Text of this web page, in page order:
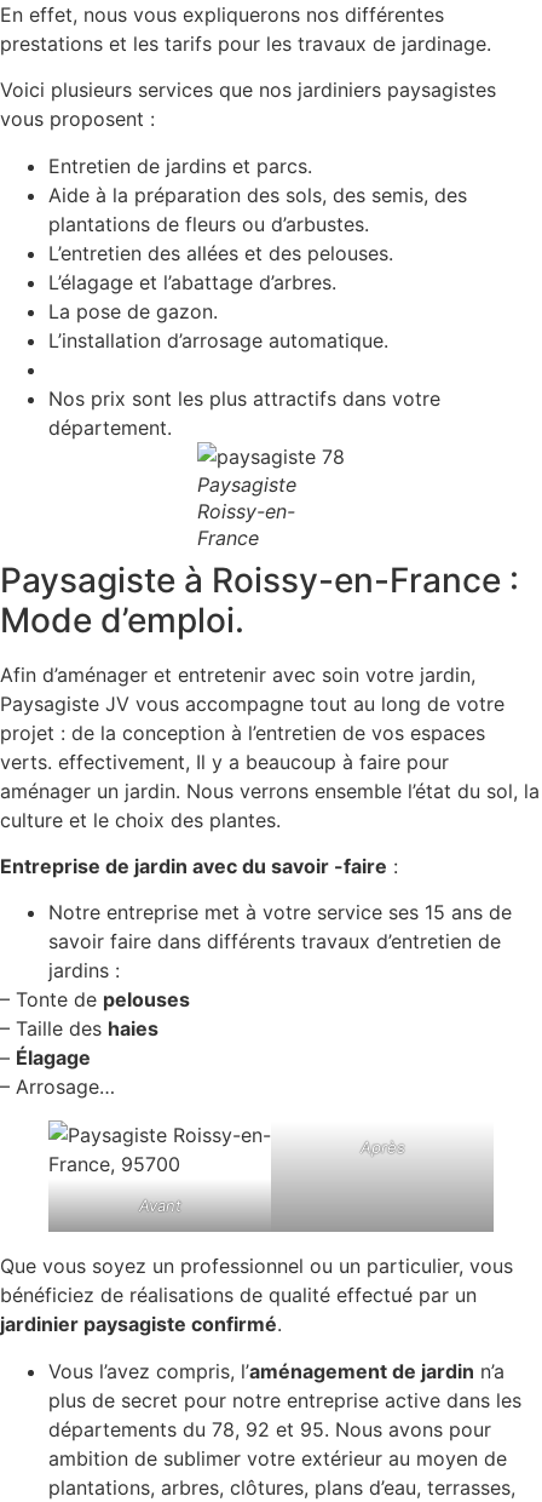
En effet, nous vous expliquerons nos différentes
prestations et les tarifs pour les travaux de jardinage.
Voici plusieurs services que nos jardiniers paysagistes
vous proposent :
Entretien de jardins et parcs.
Aide à la préparation des sols, des semis, des
plantations de fleurs ou d’arbustes.
L’entretien des allées et des pelouses.
L’élagage et l’abattage d’arbres.
La pose de gazon.
L’installation d’arrosage automatique.
Nos prix sont les plus attractifs dans votre
département.
Paysagiste
Roissy-en-
France
Paysagiste à Roissy-en-France :
Mode d’emploi.
Afin d’aménager et entretenir avec soin votre jardin,
Paysagiste JV vous accompagne tout au long de votre
projet : de la conception à l’entretien de vos espaces
verts. effectivement, Il y a beaucoup à faire pour
aménager un jardin. Nous verrons ensemble l’état du sol, la
culture et le choix des plantes.
Entreprise de jardin avec du savoir -faire :
Notre entreprise met à votre service ses 15 ans de
savoir faire dans différents travaux d’entretien de
jardins :
– Tonte de pelouses
– Taille des haies
– Élagage
– Arrosage…
Avant
Après
Que vous soyez un professionnel ou un particulier, vous
bénéficiez de réalisations de qualité effectué par un
jardinier paysagiste confirmé.
Vous l’avez compris, l’aménagement de jardin n’a
plus de secret pour notre entreprise active dans les
départements du 78, 92 et 95. Nous avons pour
ambition de sublimer votre extérieur au moyen de
plantations, arbres, clôtures, plans d’eau, terrasses,